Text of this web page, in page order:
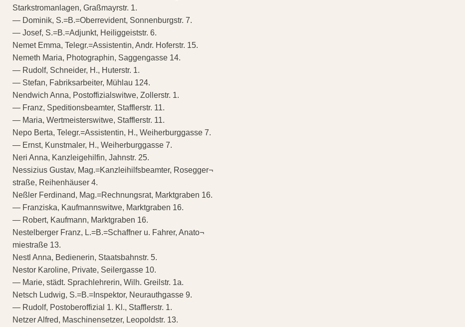
Starkstromanlagen, Graßmayrstr. 1.
— Dominik, S.=B.=Oberrevident, Sonnenburgstr. 7.
— Josef, S.=B.=Adjunkt, Heiliggeiststr. 6.
Nemet Emma, Telegr.=Assistentin, Andr. Hoferstr. 15.
Nemeth Maria, Photographin, Saggengasse 14.
— Rudolf, Schneider, H., Huterstr. 1.
— Stefan, Fabriksarbeiter, Mühlau 124.
Nendwich Anna, Postoffizialswitwe, Zollerstr. 1.
— Franz, Speditionsbeamter, Stafflerstr. 11.
— Maria, Wertmeisterswitwe, Stafflerstr. 11.
Nepo Berta, Telegr.=Assistentin, H., Weiherburggasse 7.
— Ernst, Kunstmaler, H., Weiherburggasse 7.
Neri Anna, Kanzleigehilfin, Jahnstr. 25.
Nessizius Gustav, Mag.=Kanzleihilfsbeamter, Rosegger¬
straße, Reihenhäuser 4.
Neßler Ferdinand, Mag.=Rechnungsrat, Marktgraben 16.
— Franziska, Kaufmannswitwe, Marktgraben 16.
— Robert, Kaufmann, Marktgraben 16.
Nestelberger Franz, L.=B.=Schaffner u. Fahrer, Anato¬
miestraße 13.
Nestl Anna, Bedienerin, Staatsbahnstr. 5.
Nestor Karoline, Private, Seilergasse 10.
— Marie, städt. Sprachlehrerin, Wilh. Greilstr. 1a.
Netsch Ludwig, S.=B.=Inspektor, Neurauthgasse 9.
— Rudolf, Postoberoffizial 1. Kl., Stafflerstr. 1.
Netzer Alfred, Maschinensetzer, Leopoldstr. 13.